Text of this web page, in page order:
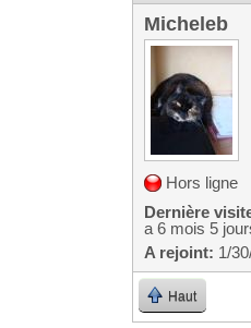
Micheleb
Hors ligne
Dernière
a 6 mois 5
A rejoint: 1/
Haut